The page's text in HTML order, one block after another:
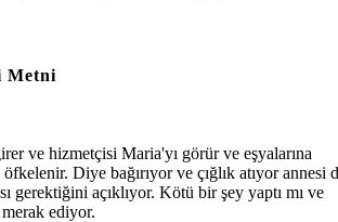
Metni
ve hizmetçisi Maria'yı görür ve eşyalarına
Diye bağırıyor ve çığlık atıyor annesi
gerektiğini açıklıyor. Kötü bir şey yaptı mı ve
ediyor.